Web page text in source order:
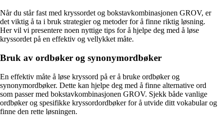
Når du står fast med kryssordet og bokstavkombinasjonen GROV, er
det viktig å ta i bruk strategier og metoder for å finne riktig løsning.
Her vil vi presentere noen nyttige tips for å hjelpe deg med å løse
kryssordet på en effektiv og vellykket måte.
Bruk av ordbøker og synonymordbøker
En effektiv måte å løse kryssord på er å bruke ordbøker og
synonymordbøker. Dette kan hjelpe deg med å finne alternative ord
som passer med bokstavkombinasjonen GROV. Sjekk både vanlige
ordbøker og spesifikke kryssordordbøker for å utvide ditt vokabular og
finne den rette løsningen.